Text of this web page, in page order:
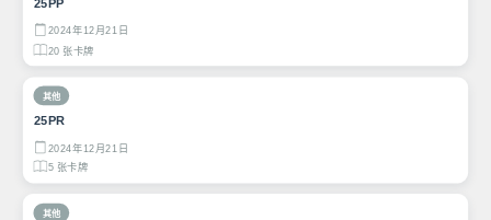
25PP
2024年12月21日
20 张卡牌
其他
25PR
2024年12月21日
5 张卡牌
其他